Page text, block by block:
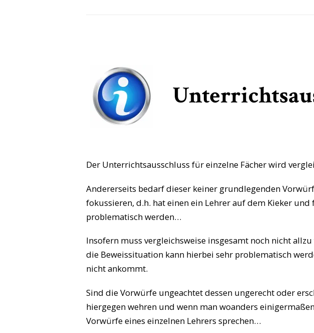
Der Unterrichtsausschluss für einzelne Fächer wird
Andererseits bedarf dieser keiner grundlegenden
fokussieren, d.h. hat einen ein Lehrer auf dem Kieker
problematisch werden…
Insofern muss vergleichsweise insgesamt noch nicht
die Beweissituation kann hierbei sehr problematisch
nicht ankommt.
Sind die Vorwürfe ungeachtet dessen ungerecht oder
hiergegen wehren und wenn man woanders
Vorwürfe eines einzelnen Lehrers sprechen…